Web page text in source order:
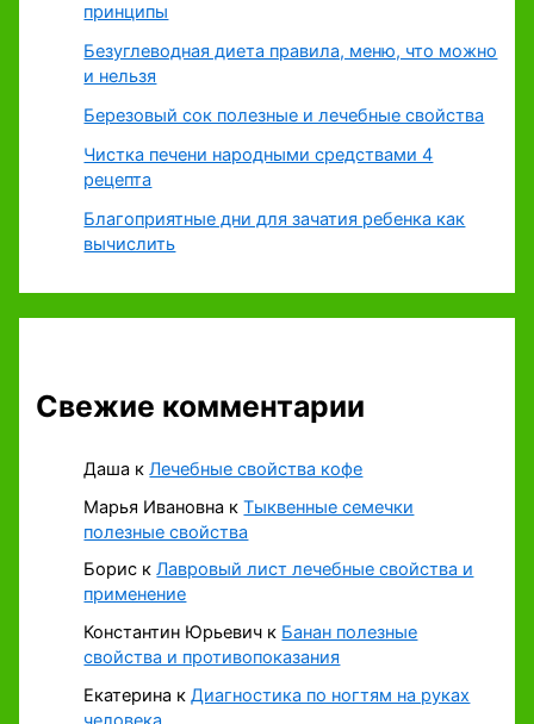
принципы
Безуглеводная диета правила, меню, что можно
и нельзя
Березовый сок полезные и лечебные свойства
Чистка печени народными средствами 4
рецепта
Благоприятные дни для зачатия ребенка как
вычислить
Свежие комментарии
Даша кЛечебные свойства кофе
Марья Ивановна кТыквенные семечки
полезные свойства
Борис кЛавровый лист лечебные свойства и
применение
Константин Юрьевич к Банан полезные
свойства и противопоказания
Екатерина кДиагностика по ногтям на руках